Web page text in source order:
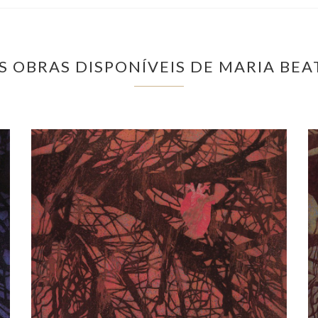
OBRAS DISPONÍVEIS DE MARIA